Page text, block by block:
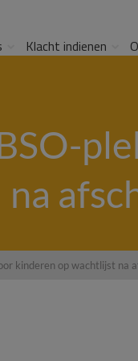
Klacht indienen
na
kinderen op wachtlijst na